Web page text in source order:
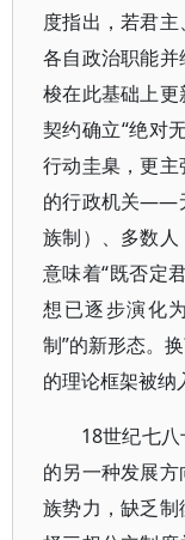
度指出，若君
各自政治职能
梭在此基础上
契约确立“绝对
行动圭臬，更
的行政机关——
族制）、多数
意味着“既否定
想已逐步演化
制”的新形态。
的理论框架被纳
18世纪七
的另一种发展
族势力，缺乏